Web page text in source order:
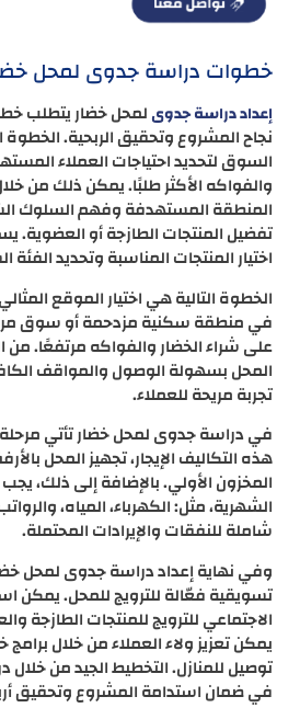
خطوات دراسة جدوى لمحل
إعداد دراسة جدوىلمحل خضار يتطلب
نجاح المشروع وتحقيق الربحية.
السوق لتحديد احتياجات العملاء
والفواكه الأكثر طلبًا. يمكن ذلك من
المنطقة المستهدفة وفهم السلوك
تفضيل المنتجات الطازجة أو العضوية.
اختيار المنتجات المناسبة وتحديد الفئة
الخطوة التالية هي اختيار الموقع
في منطقة سكنية مزدحمة أو سوق
على شراء الخضار والفواكه مرتفعًا. من
المحل بسهولة الوصول والمواقف
تجربة مريحة للعملاء.
في دراسة جدوى لمحل خضار تأتي مرحلة
هذه التكاليف الإيجار، تجهيز المحل
المخزون الأولي. بالإضافة إلى ذلك،
الشهرية، مثل: الكهرباء، المياه،
شاملة للنفقات والإيرادات المحتملة.
وفي نهاية إعداد دراسة جدوى لمحل
تسويقية فعّالة للترويج للمحل. يمكن
الاجتماعي للترويج للمنتجات الطازجة
يمكن تعزيز ولاء العملاء من خلال
توصيل للمنازل. التخطيط الجيد من
في ضمان استدامة المشروع وتحقيق